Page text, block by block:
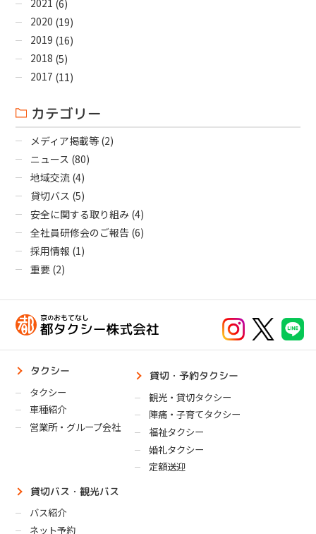
2021 (6)
2020 (19)
2019 (16)
2018 (5)
2017 (11)
カテゴリー
メディア掲載等 (2)
ニュース (80)
地域交流 (4)
貸切バス (5)
安全に関する取り組み (4)
全社員研修会のご報告 (6)
採用情報 (1)
重要 (2)
タクシー
タクシー
車種紹介
営業所・グループ会社
貸切・予約タクシー
観光・貸切タクシー
陣痛・子育てタクシー
福祉タクシー
婚礼タクシー
定額送迎
貸切バス・観光バス
バス紹介
ネット予約